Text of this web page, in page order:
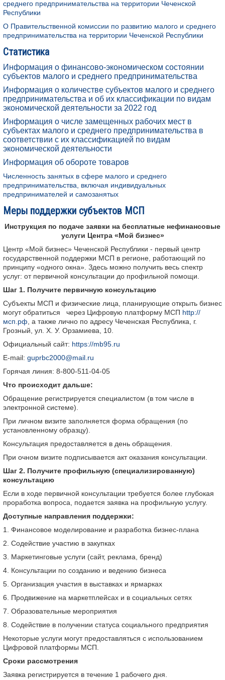
среднего предпринимательства на территории Чеченской
Республики
О Правительственной комиссии по развитию малого и среднего
предпринимательства на территории Чеченской Республики
Статистика
Информация о финансово-экономическом состоянии
субъектов малого и среднего предпринимательства
Информация о количестве субъектов малого и среднего
предпринимательства и об их классификации по видам
экономической деятельности за 2022 год
Информация о числе замещенных рабочих мест в
субъектах малого и среднего предпринимательства в
соответствии с их классификацией по видам
экономической деятельности
Информация об обороте товаров
Численность занятых в сфере малого и среднего
предпринимательства, включая индивидуальных
предпринимателей и самозанятых
Меры поддержки субъектов МСП
Инструкция по подаче заявки на бесплатные нефинансовые
услуги Центра «Мой бизнес»
Центр «Мой бизнес» Чеченской Республики - первый центр
государственной поддержки МСП в регионе, работающий по
принципу «одного окна». Здесь можно получить весь спектр
услуг: от первичной консультации до профильной помощи.
Шаг 1. Получите первичную консультацию
Субъекты МСП и физические лица, планирующие открыть бизнес
могут обратиться через Цифровую платформу МСП http://
мсп.рф, а также лично по адресу Чеченская Республика, г.
Грозный, ул. Х. У. Орзамиева, 10.
Официальный сайт: https://mb95.ru
E-mail: guprbc2000@mail.ru
Горячая линия: 8-800-511-04-05
Что происходит дальше:
Обращение регистрируется специалистом (в том числе в
электронной системе).
При личном визите заполняется форма обращения (по
установленному образцу).
Консультация предоставляется в день обращения.
При очном визите подписывается акт оказания консультации.
Шаг 2. Получите профильную (специализированную)
консультацию
Если в ходе первичной консультации требуется более глубокая
проработка вопроса, подается заявка на профильную услугу.
Доступные направления поддержки:
1. Финансовое моделирование и разработка бизнес-плана
2. Содействие участию в закупках
3️. Маркетинговые услуги (сайт, реклама, бренд)
4️. Консультации по созданию и ведению бизнеса
5️. Организация участия в выставках и ярмарках
6️. Продвижение на маркетплейсах и в социальных сетях
7. Образовательные мероприятия
8. Содействие в получении статуса социального предприятия
Некоторые услуги могут предоставляться с использованием
Цифровой платформы МСП.
Сроки рассмотрения
Заявка регистрируется в течение 1 рабочего дня.